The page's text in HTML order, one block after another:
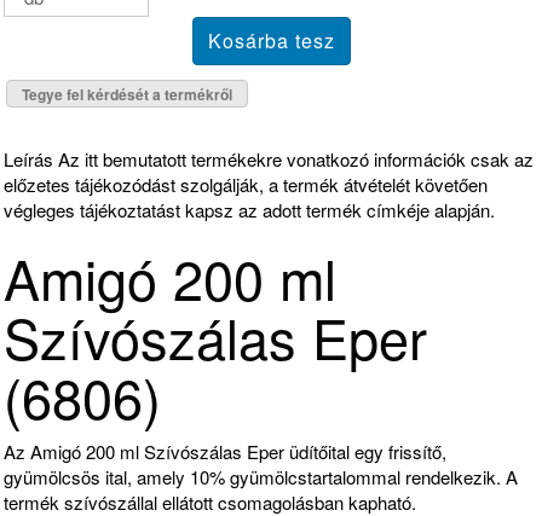
Tegye fel kérdését a termékről
Leírás Az itt bemutatott termékekre vonatkozó információk csak az
előzetes tájékozódást szolgálják, a termék átvételét követően
végleges tájékoztatást kapsz az adott termék címkéje alapján.
Amigó 200 ml
Szívószálas Eper
(6806)
Az Amigó 200 ml Szívószálas Eper üdítőital egy frissítő,
gyümölcsös ital, amely 10% gyümölcstartalommal rendelkezik. A
termék szívószállal ellátott csomagolásban kapható.